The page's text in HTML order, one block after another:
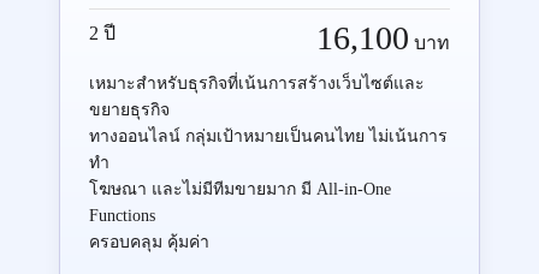
2 ปี 16,100 บาท
เหมาะสำหรับธุรกิจที่เน้นการสร้างเว็บไซต์และ
ขยายธุรกิจ
ทางออนไลน์ กลุ่มเป้าหมายเป็นคนไทย ไม่เน้นการ
ทำ
โฆษณา และไม่มีทีมขายมาก มี All-in-One
Functions
ครอบคลุม คุ้มค่า